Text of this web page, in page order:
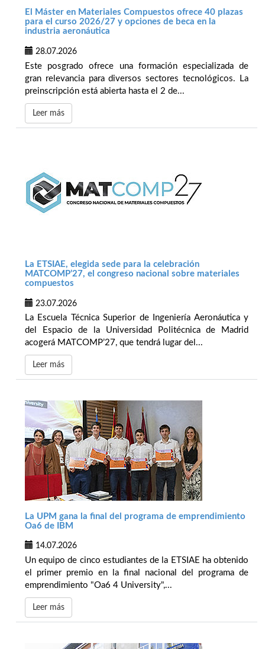
El Máster en Materiales Compuestos ofrece 40 plazas
para el curso 2026/27 y opciones de beca en la
industria aeronáutica
28.07.2026
Este posgrado ofrece una formación especializada de
gran relevancia para diversos sectores tecnológicos. La
preinscripción está abierta hasta el 2 de...
Leer más
La ETSIAE, elegida sede para la celebración
MATCOMP’27, el congreso nacional sobre materiales
compuestos
23.07.2026
La Escuela Técnica Superior de Ingeniería Aeronáutica y
del Espacio de la Universidad Politécnica de Madrid
acogerá MATCOMP’27, que tendrá lugar del...
Leer más
La UPM gana la final del programa de emprendimiento
Oa6 de IBM
14.07.2026
Un equipo de cinco estudiantes de la ETSIAE ha obtenido
el primer premio en la final nacional del programa de
emprendimiento "Oa6 4 University",...
Leer más